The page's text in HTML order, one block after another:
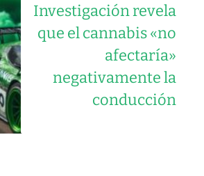
Investigación revela
que el cannabis «no
afectaría»
negativamente la
conducción